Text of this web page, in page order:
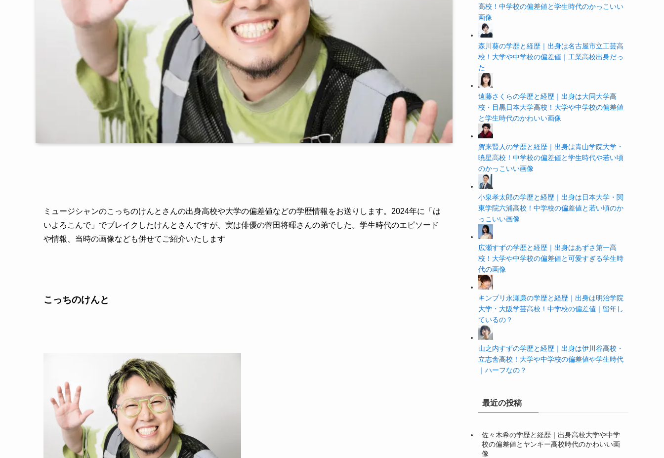
ミュージシャンのこっちのけんとさんの出身高校や大学の偏差値などの学歴情報をお送りします。2024年に「は
いよろこんで」でブレイクしたけんとさんですが、実は俳優の菅田将暉さんの弟でした。学生時代のエピソード
や情報、当時の画像なども併せてご紹介いたします
こっちのけんと
高校！中学校の偏差値と学生時代のかっこいい
画像
森川葵の学歴と経歴｜出身は名古屋市立工芸高
校！大学や中学校の偏差値｜工業高校出身だっ
た
遠藤さくらの学歴と経歴｜出身は大同大学高
校・目黒日本大学高校！大学や中学校の偏差値
と学生時代のかわいい画像
賀来賢人の学歴と経歴｜出身は青山学院大学・
暁星高校！中学校の偏差値と学生時代や若い頃
のかっこいい画像
小泉孝太郎の学歴と経歴｜出身は日本大学・関
東学院六浦高校！中学校の偏差値と若い頃のか
っこいい画像
広瀬すずの学歴と経歴｜出身はあずさ第一高
校！大学や中学校の偏差値と可愛すぎる学生時
代の画像
キンプリ永瀬廉の学歴と経歴｜出身は明治学院
大学・大阪学芸高校！中学校の偏差値｜留年し
ているの？
山之内すずの学歴と経歴｜出身は伊川谷高校・
立志舎高校！大学や中学校の偏差値や学生時代
｜ハーフなの？
最近の投稿
佐々木希の学歴と経歴｜出身高校大学や中学
校の偏差値とヤンキー高校時代のかわいい画
像